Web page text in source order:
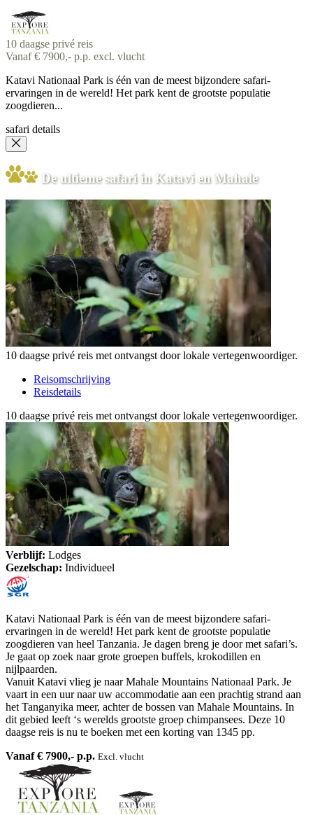
10 daagse privé reis
Vanaf € 7900,- p.p. excl. vlucht
Katavi Nationaal Park is één van de meest bijzondere safari-
ervaringen in de wereld! Het park kent de grootste populatie
zoogdieren...
safari details
De ultieme safari in Katavi en Mahale
10 daagse privé reis met ontvangst door lokale vertegenwoordiger.
Reisomschrijving
Reisdetails
10 daagse privé reis met ontvangst door lokale vertegenwoordiger.
Verblijf: Lodges
Gezelschap: Individueel
Katavi Nationaal Park is één van de meest bijzondere safari-
ervaringen in de wereld! Het park kent de grootste populatie
zoogdieren van heel Tanzania. Je dagen breng je door met safari’s.
Je gaat op zoek naar grote groepen buffels, krokodillen en
nijlpaarden.
Vanuit Katavi vlieg je naar Mahale Mountains Nationaal Park. Je
vaart in een uur naar uw accommodatie aan een prachtig strand aan
het Tanganyika meer, achter de bossen van Mahale Mountains. In
dit gebied leeft ‘s werelds grootste groep chimpansees. Deze 10
daagse reis is nu te boeken met een korting van 1345 pp.
Vanaf € 7900,- p.p. Excl. vlucht